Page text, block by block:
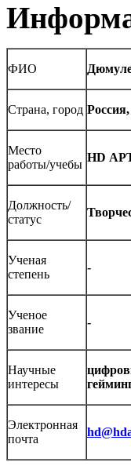
ФИО
Страна, город
Место
работы/учебы
HD
Должность/
статус
Ученая
степень
-
Ученое
звание
-
Научные
интересы
Электронная
почта